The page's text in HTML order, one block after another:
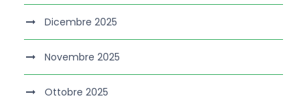
Dicembre 2025
Novembre 2025
Ottobre 2025